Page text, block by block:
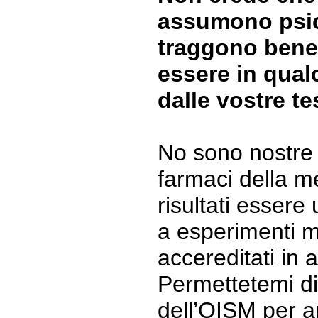
assumono
traggono
essere in
dalle vostre
No sono
farmaci della
risultati essere
a esperimenti
accereditati in
Permettetemi
dell’OISM per